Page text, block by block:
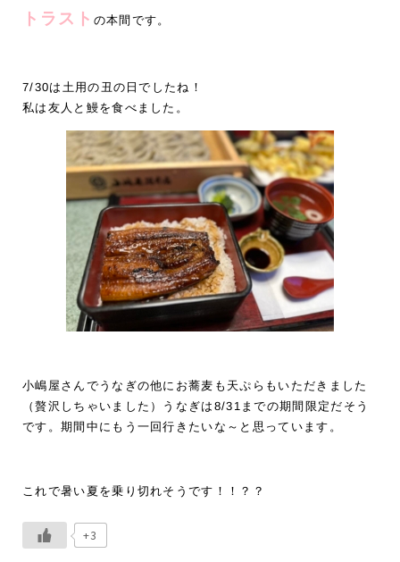
トラスト の本間です。
7/30は土用の丑の日でしたね！
私は友人と鰻を食べました。
小嶋屋さんでうなぎの他にお蕎麦も天ぷらもいただきました
（贅沢しちゃいました）うなぎは8/31までの期間限定だそう
です。期間中にもう一回行きたいな～と思っています。
これで暑い夏を乗り切れそうです！！？？
+3